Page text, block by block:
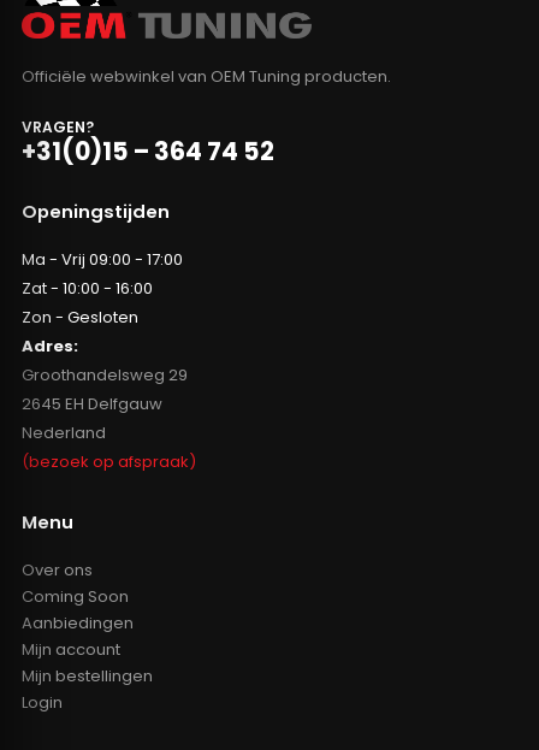
Officiële webwinkel van OEM Tuning producten.
VRAGEN?
+31(0)15 – 364 74 52
Openingstijden
Ma - Vrij 09:00 - 17:00
Zat - 10:00 - 16:00
Zon - Gesloten
Adres:
Groothandelsweg 29
2645 EH Delfgauw
Nederland
(bezoek op afspraak)
Menu
Over ons
Coming Soon
Aanbiedingen
Mijn account
Mijn bestellingen
Login